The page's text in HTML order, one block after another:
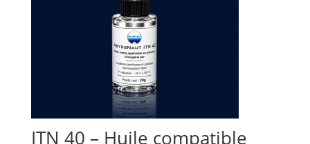
ITN 40 – Huile compatible